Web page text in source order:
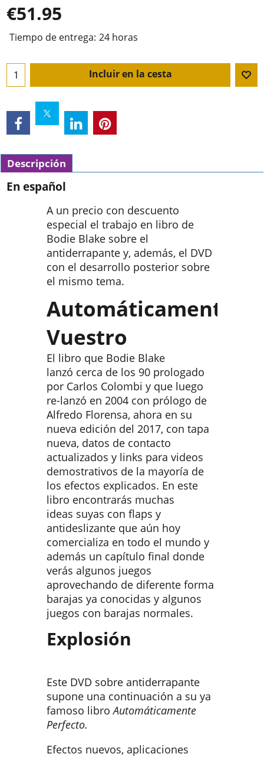
€51.95
Tiempo de entrega: 24 horas
Incluir en la cesta
Descripción
En español
A un precio con descuento
especial el trabajo en libro de
Bodie Blake sobre el
antiderrapante y, además, el DVD
con el desarrollo posterior sobre
el mismo tema.
Automáticamente
Vuestro
El libro que Bodie Blake
lanzó cerca de los 90 prologado
por Carlos Colombi y que luego
re-lanzó en 2004 con prólogo de
Alfredo Florensa, ahora en su
nueva edición del 2017, con tapa
nueva, datos de contacto
actualizados y links para videos
demostrativos de la mayoría de
los efectos explicados. En este
libro encontrarás muchas
ideas suyas con flaps y
antideslizante que aún hoy
comercializa en todo el mundo y
además un capítulo final donde
verás algunos juegos
aprovechando de diferente forma
barajas ya conocidas y algunos
juegos con barajas normales.
Explosión
Este DVD sobre antiderrapante
supone una continuación a su ya
famoso libroAutomáticamente
Perfecto.
Efectos nuevos, aplicaciones